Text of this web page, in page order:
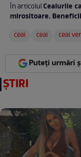
În articolulCeaiurile
mirositoare.
ceai
ceai ceai
Puteți urmări
ȘTIRI